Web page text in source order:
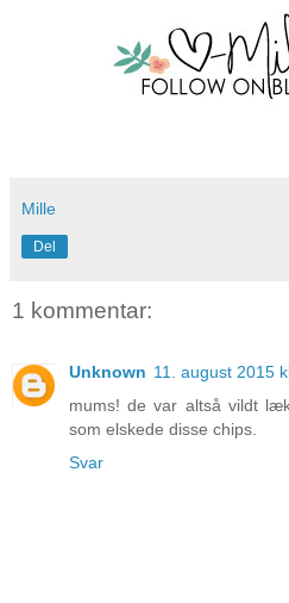
Mille
Del
1 kommentar:
Unknown 11. august 2015
mums! de var altså vildt
som elskede disse chips.
Svar